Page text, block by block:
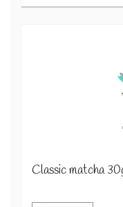
Classic matcha